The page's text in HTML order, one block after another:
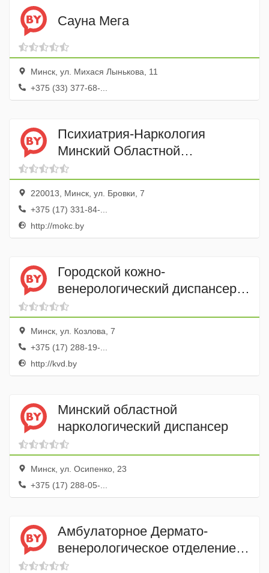
Сауна Мега
Минск, ул. Михася Лынькова, 11
+375 (33) 377-68-...
Психиатрия-Наркология
Минский Областной
Клинический центр УЗ
220013, Минск, ул. Бровки, 7
+375 (17) 331-84-...
http://mokc.by
Городской кожно-
венерологический диспансер
Филиал № 2
Минск, ул. Козлова, 7
+375 (17) 288-19-...
http://kvd.by
Минский областной
наркологический диспансер
Минск, ул. Осипенко, 23
+375 (17) 288-05-...
Амбулаторное Дермато-
венерологическое отделение
№ 1 Клинический Городской